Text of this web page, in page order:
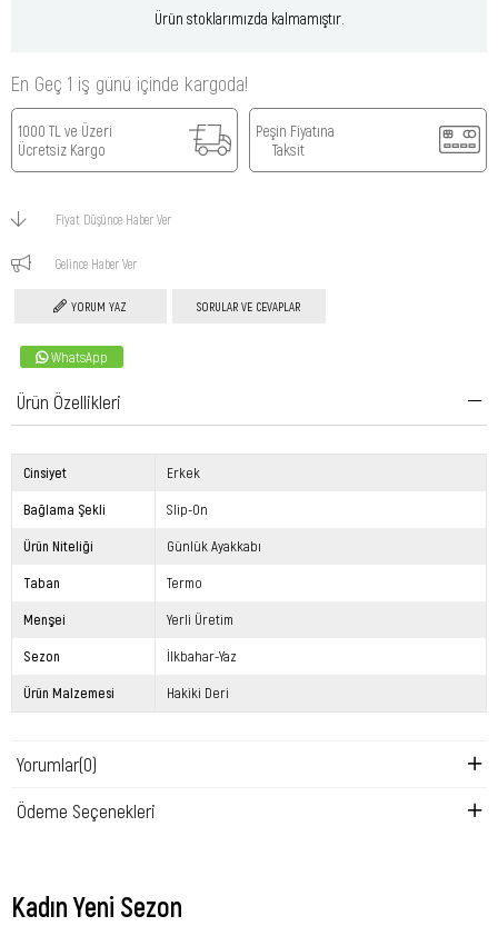
Ürün stoklarımızda kalmamıştır.
En Geç 1 iş günü içinde kargoda!
1000 TL ve Üzeri
Ücretsiz Kargo
Peşin Fiyatına
Taksit
Fiyat Düşünce Haber Ver
Gelince Haber Ver
YORUM YAZ SORULAR VE CEVAPLAR
WhatsApp
Ürün Özellikleri
Cinsiyet Erkek
Bağlama Şekli Slip-On
Ürün Niteliği Günlük Ayakkabı
Taban Termo
Menşei Yerli Üretim
Sezon İlkbahar-Yaz
Ürün Malzemesi Hakiki Deri
Yorumlar(0)
Ödeme Seçenekleri
Kadın Yeni Sezon